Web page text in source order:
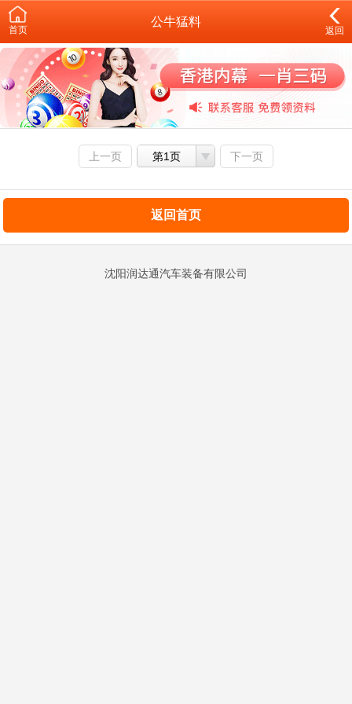
首页
公牛猛料
返回
上一页 第1页 下一页
返回首页
沈阳润达通汽车装备有限公司